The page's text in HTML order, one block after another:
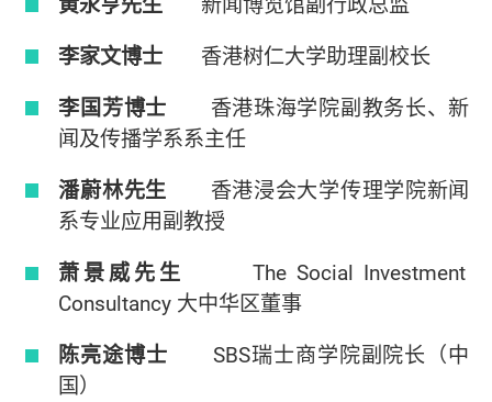
李家文博士 香港树仁大学助理副校长
李国芳博士 香港珠海学院副教务长、新
闻及传播学系系主任
潘蔚林先生 香港浸会大学传理学院新闻
系专业应用副教授
萧景威先生
The Social Investment
Consultancy 大中华区董事
陈亮途博士 SBS瑞士商学院副院长（中
国）